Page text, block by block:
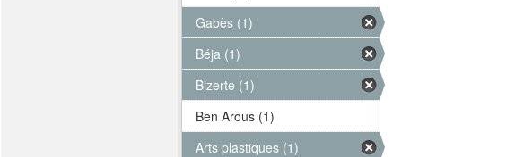
Gabès (1)
Béja (1)
Bizerte (1)
Ben Arous (1)
Arts plastiques (1)